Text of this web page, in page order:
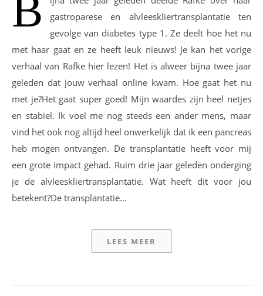
B
gastroparese en alvleeskliertransplantatie ten
gevolge van diabetes type 1. Ze deelt hoe het nu
met haar gaat en ze heeft leuk nieuws! Je kan het vorige
verhaal van Rafke hier lezen! Het is alweer bijna twee jaar
geleden dat jouw verhaal online kwam. Hoe gaat het nu
met je?Het gaat super goed! Mijn waardes zijn heel netjes
en stabiel. Ik voel me nog steeds een ander mens, maar
vind het ook nog altijd heel onwerkelijk dat ik een pancreas
heb mogen ontvangen. De transplantatie heeft voor mij
een grote impact gehad. Ruim drie jaar geleden onderging
je de alvleeskliertransplantatie. Wat heeft dit voor jou
betekent?De transplantatie…
LEES MEER